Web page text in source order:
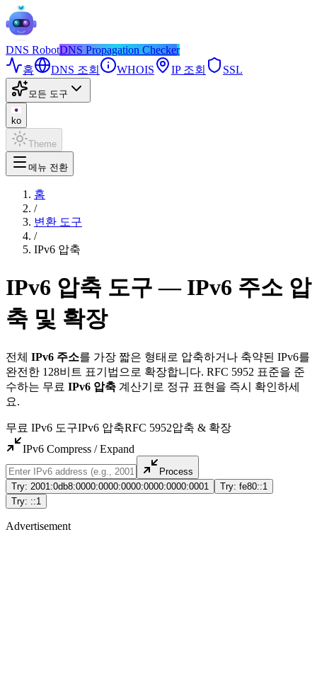
DNS RobotDNS Propagation Checker
홈
DNS 조회 WHOIS IP 조회 SSL
모든 도구
ko
Theme
메뉴 전환
홈
/
변환 도구
/
IPv6 압축
IPv6 압축 도구 — IPv6 주소 압
축 및 확장
전체 IPv6 주소를 가장 짧은 형태로 압축하거나 축약된 IPv6를
완전한 128비트 표기법으로 확장합니다. RFC 5952 표준을 준
수하는 무료 IPv6 압축 계산기로 정규 표현을 즉시 확인하세
요.
무료 IPv6 도구IPv6 압축RFC 5952압축 & 확장
IPv6 Compress / Expand
Process
Try: 2001:0db8:0000:0000:0000:0000:0000:0001
Try: fe80::1
Try: ::1
Advertisement